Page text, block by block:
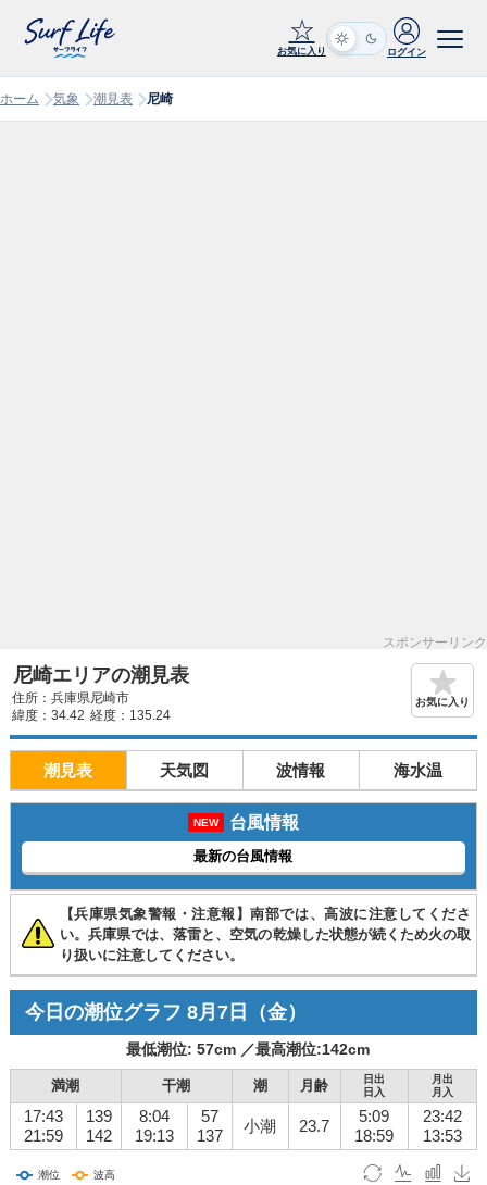
☆
お気に入り ログイン
ホーム 気象 潮見表 尼崎
スポンサーリンク
尼崎エリアの潮見表
住所：兵庫県尼崎市
緯度：34.42 経度：135.24
お気に入り
潮見表 天気図 波情報 海水温
NEW 台風情報
最新の台風情報
【兵庫県気象警報・注意報】南部では、高波に注意してくださ
い。兵庫県では、落雷と、空気の乾燥した状態が続くため火の取
り扱いに注意してください。
今日の潮位グラフ 8月7日 （金）
最低潮位: 57cm ／最高潮位:142cm
満潮 干潮 潮 月齢
日出
日入
月出
月入
17:43
21:59
139
142
8:04
19:13
57
137
小潮 23.7
5:09
18:59
23:42
13:53